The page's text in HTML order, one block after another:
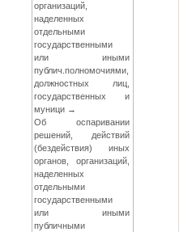
организаций,
наделенных
отдельными
государственными
или иными
публич.полномочиями,
должностных лиц,
государственных и
муници →
Об оспаривании
решений, действий
(бездействия) иных
органов, организаций,
наделенных
отдельными
государственными
или иными
публичными